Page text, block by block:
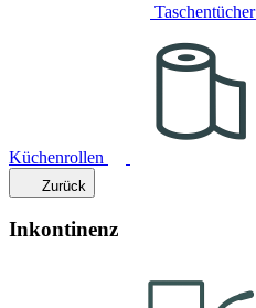
Taschentücher
Küchenrollen
Zurück
Inkontinenz